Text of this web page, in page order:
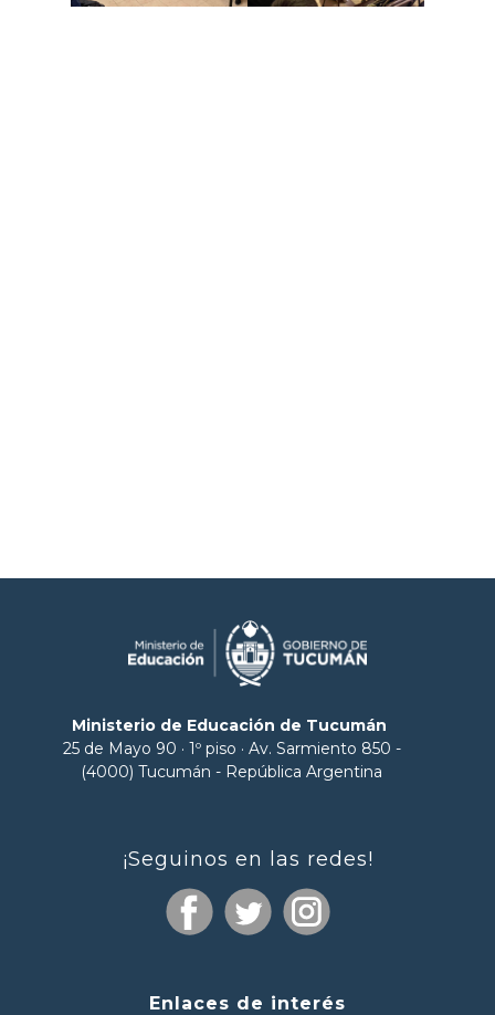
Ministerio de Educación de Tucumán
25 de Mayo 90 · 1º piso · Av. Sarmiento 850 -
(4000) Tucumán - República Argentina
¡Seguinos en las redes!
Enlaces de interés